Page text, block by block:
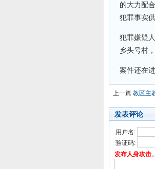
的大力配
犯罪事实
犯罪嫌疑
乡头号村
案件还在
上一篇:教区主
发表评论
用户名:
验证码:
发布人身攻击